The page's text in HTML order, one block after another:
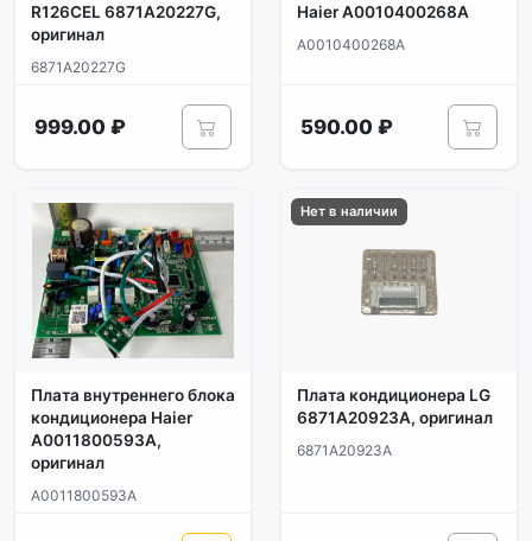
R126CEL 6871A20227G,
оригинал
6871A20227G
999.00 ₽
Haier A0010400268A
A0010400268A
590.00 ₽
Плата внутреннего блока
кондиционера Haier
A0011800593A,
оригинал
A0011800593A
Нет в наличии
Плата кондиционера LG
6871A20923A, оригинал
6871A20923A